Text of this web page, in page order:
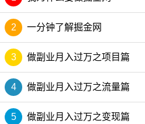
2 一分钟了解掘金网
3 做副业月入过万之项目篇
4 做副业月入过万之流量篇
5 做副业月入过万之变现篇